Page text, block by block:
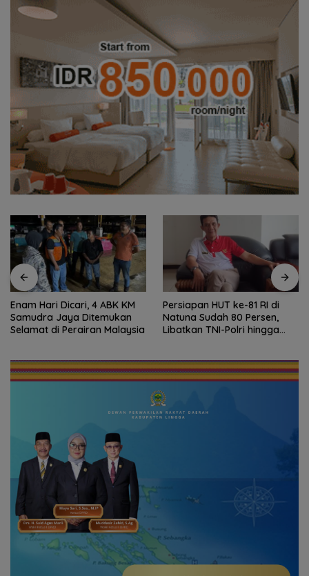
4 ABK KM
Ditemukan
Malaysia
Persiapan HUT ke-81 RI di
Natuna Sudah 80 Persen,
Libatkan TNI-Polri hingga
Sekolah
Kepri Dapat
Khusus,